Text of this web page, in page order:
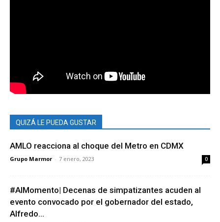
QUIZÁ LE PUEDA GUSTAR
AMLO reacciona al choque del Metro en CDMX
Grupo Marmor - 7 enero, 2023 0
#AlMomento| Decenas de simpatizantes acuden al
evento convocado por el gobernador del estado,
Alfredo...